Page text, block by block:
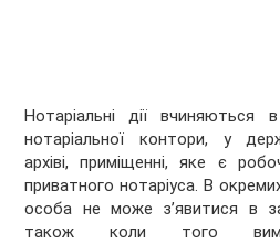
Нотаріальні дії вчиняються
нотаріальної контори, у
архіві, приміщенні, яке є
приватного нотаріуса. В
особа не може з’явитися в
також коли того